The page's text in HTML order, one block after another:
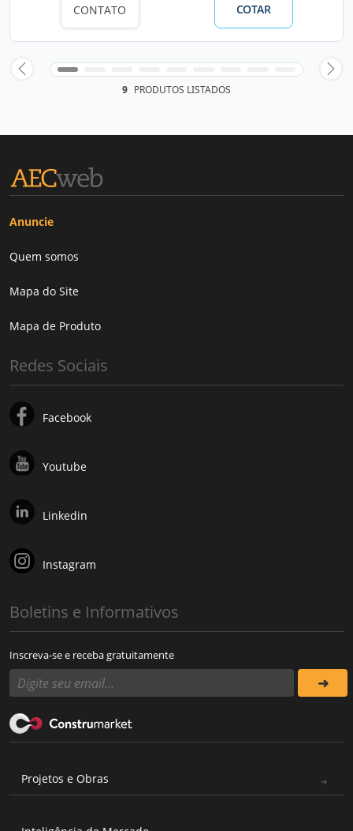
CONTATO COTAR
9 PRODUTOS LISTADOS
Anuncie
Quem somos
Mapa do Site
Mapa de Produto
Redes Sociais
Facebook
Youtube
Linkedin
Instagram
Boletins e Informativos
Inscreva-se e receba gratuitamente
Projetos e Obras